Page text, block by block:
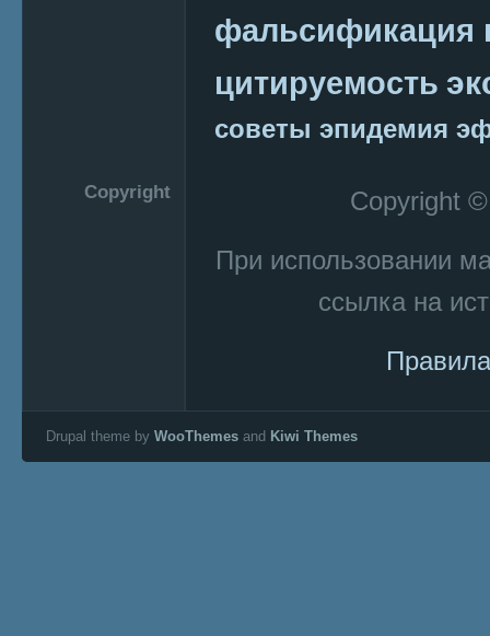
фальсификация
цитируемость
советы эпидемия
Copyright
Copyright
При использовании
ссылка на
Drupal theme by WooThemes and Kiwi Themes